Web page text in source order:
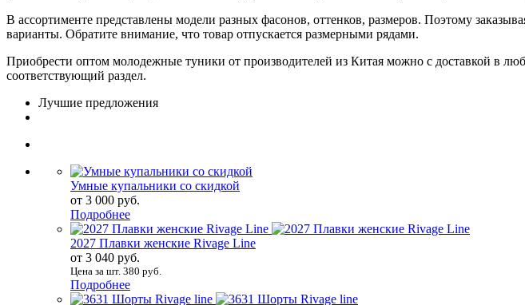
В ассортименте представлены модели разных фасонов, оттенков, размеров. Поэтому
варианты. Обратите внимание, что товар отпускается размерными рядами.
Приобрести оптом молодежные туники от производителей из Китая можно с доставкой в
соответствующий раздел.
Лучшие предложения
Умные купальники со скидкой
от 3 000 руб.
Подробнее
2027 Плавки женские Rivage Line
от 3 040 руб.
Цена за шт. 380 руб.
Подробнее